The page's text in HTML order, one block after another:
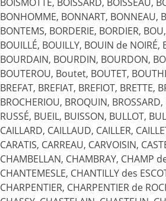
BONHOMME, BONNART, BONNEAU,
BONTEMS, BORDERIE, BORDIER,
BOUILLÉ, BOUILLY, BOUIN de NOIRÉ,
BOURDAIN, BOURDIN, BOURDON,
BOUTEROU, Boutet, BOUTET,
BREFAT, BREFIAT, BREFIOT, BRETTE,
BROCHERIOU, BROQUIN,
RUSSÉ, BUEIL, BUISSON, BULLOT,
CAILLARD, CAILLAUD, CAILLER,
CARATIS, CARREAU, CARVOISIN,
CHAMBELLAN, CHAMBRAY, CHAMP
CHANTEMESLE, CHANTILLY des
CHARPENTIER, CHARPENTIER de